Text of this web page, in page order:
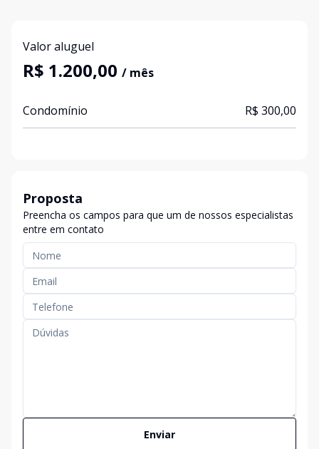
Valor aluguel
R$ 1.200,00 / mês
Condomínio R$ 300,00
Proposta
Preencha os campos para que um de nossos especialistas
entre em contato
Enviar